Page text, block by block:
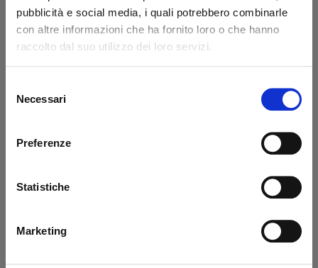
pubblicità e social media, i quali potrebbero combinarle
con altre informazioni che ha fornito loro o che hanno
raccolto dal suo utilizzo dei loro servizi.
delNecessari
Preferenze
Statistiche
Marketing
Codice: 14217L
€ 371,85
Acquista
Codice: 14218L
€ 776,85